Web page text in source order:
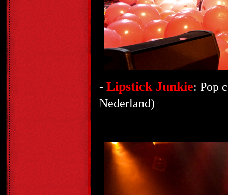
- Lipstick Junkie: Pop
Nederland)